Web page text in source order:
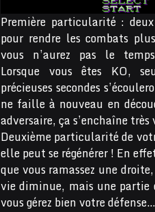
Première particularité :
pour rendre les combats
vous n’aurez pas le
Lorsque vous êtes KO,
précieuses secondes
ne faille à nouveau en
adversaire, ça s’enchaîne très
Deuxième particularité de
elle peut se régénérer ! En
que vous ramassez une
vie diminue, mais une partie
vous gérez bien votre